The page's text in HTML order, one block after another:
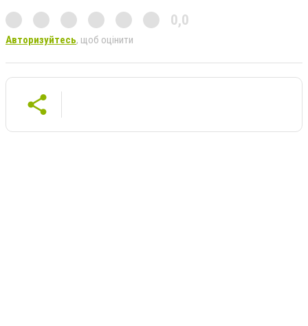
0,0
Авторизуйтесь, щоб оцінити